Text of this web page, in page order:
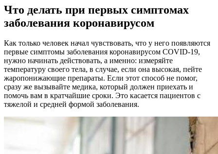
Что делать при первых симптомах
заболевания коронавирусом
Как только человек начал чувствовать, что у него появляются
первые симптомы заболевания коронавирусом COVID-19,
нужно начинать действовать, а именно: измеряйте
температуру своего тела, в случае, если она высокая, пейте
жаропонижающие препараты. Если этот способ не помог,
сразу же вызывайте медика, который должен приехать и
помочь вам в кратчайшие сроки. Это касается пациентов с
тяжелой и средней формой заболевания.